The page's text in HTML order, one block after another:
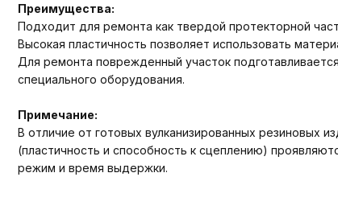
Преимущества:
Подходит для ремонта как твердой протекторной
Высокая пластичность позволяет использовать
Для ремонта поврежденный участок
специального оборудования.
Примечание:
В отличие от готовых вулканизированных резиновых
(пластичность и способность к сцеплению)
режим и время выдержки.